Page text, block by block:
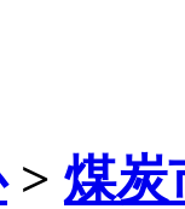
> 煤炭